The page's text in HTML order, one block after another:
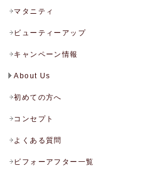
マタニティ
ビューティーアップ
キャンペーン情報
About Us
初めての方へ
コンセプト
よくある質問
ビフォーアフター一覧